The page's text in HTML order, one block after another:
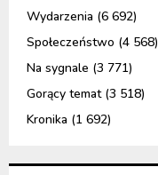
Wydarzenia (6 692)
Społeczeństwo (4 568)
Na sygnale (3 771)
Gorący temat(3 518)
Kronika (1 692)